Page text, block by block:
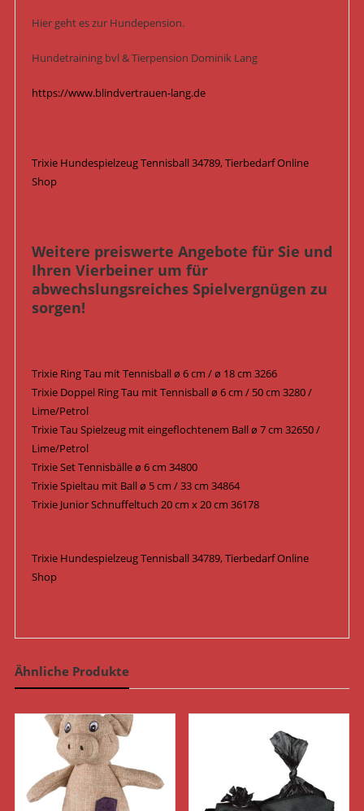
Hier geht es zur Hundepension.
Hundetraining bvl & Tierpension Dominik Lang
https://www.blindvertrauen-lang.de
Trixie Hundespielzeug Tennisball 34789, Tierbedarf Online
Shop
Weitere preiswerte Angebote für Sie und
Ihren Vierbeiner um für
abwechslungsreiches Spielvergnügen zu
sorgen!
Trixie Ring Tau mit Tennisball ø 6 cm / ø 18 cm 3266
Trixie Doppel Ring Tau mit Tennisball ø 6 cm / 50 cm 3280 /
Lime/Petrol
Trixie Tau Spielzeug mit eingeflochtenem Ball ø 7 cm 32650 /
Lime/Petrol
Trixie Set Tennisbälle ø 6 cm 34800
Trixie Spieltau mit Ball ø 5 cm / 33 cm 34864
Trixie Junior Schnuffeltuch 20 cm x 20 cm 36178
Trixie Hundespielzeug Tennisball 34789, Tierbedarf Online
Shop
Ähnliche Produkte